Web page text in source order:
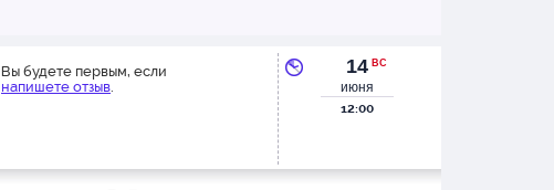
Вы будете первым, если
напишете отзыв.
14 ВС
июня
12:00